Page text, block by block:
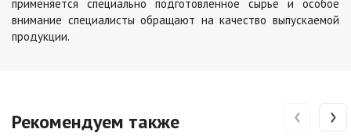
применяется специально подготовленное сырьё и особое
внимание специалисты обращают на качество выпускаемой
продукции.
Рекомендуем также ‹ ›